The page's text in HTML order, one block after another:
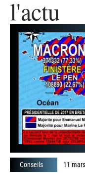
l'actu
Conseils 11